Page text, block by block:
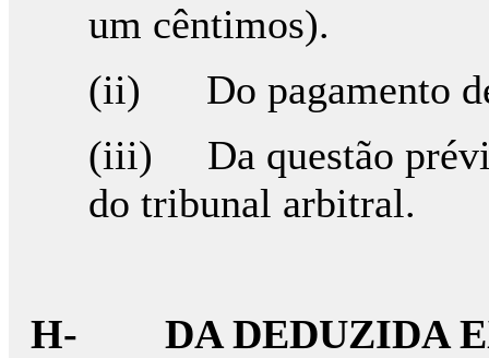
um cêntimos).
(ii) Do pagamento
(iii) Da questão
do tribunal arbitral.
H- DA DEDUZIDA